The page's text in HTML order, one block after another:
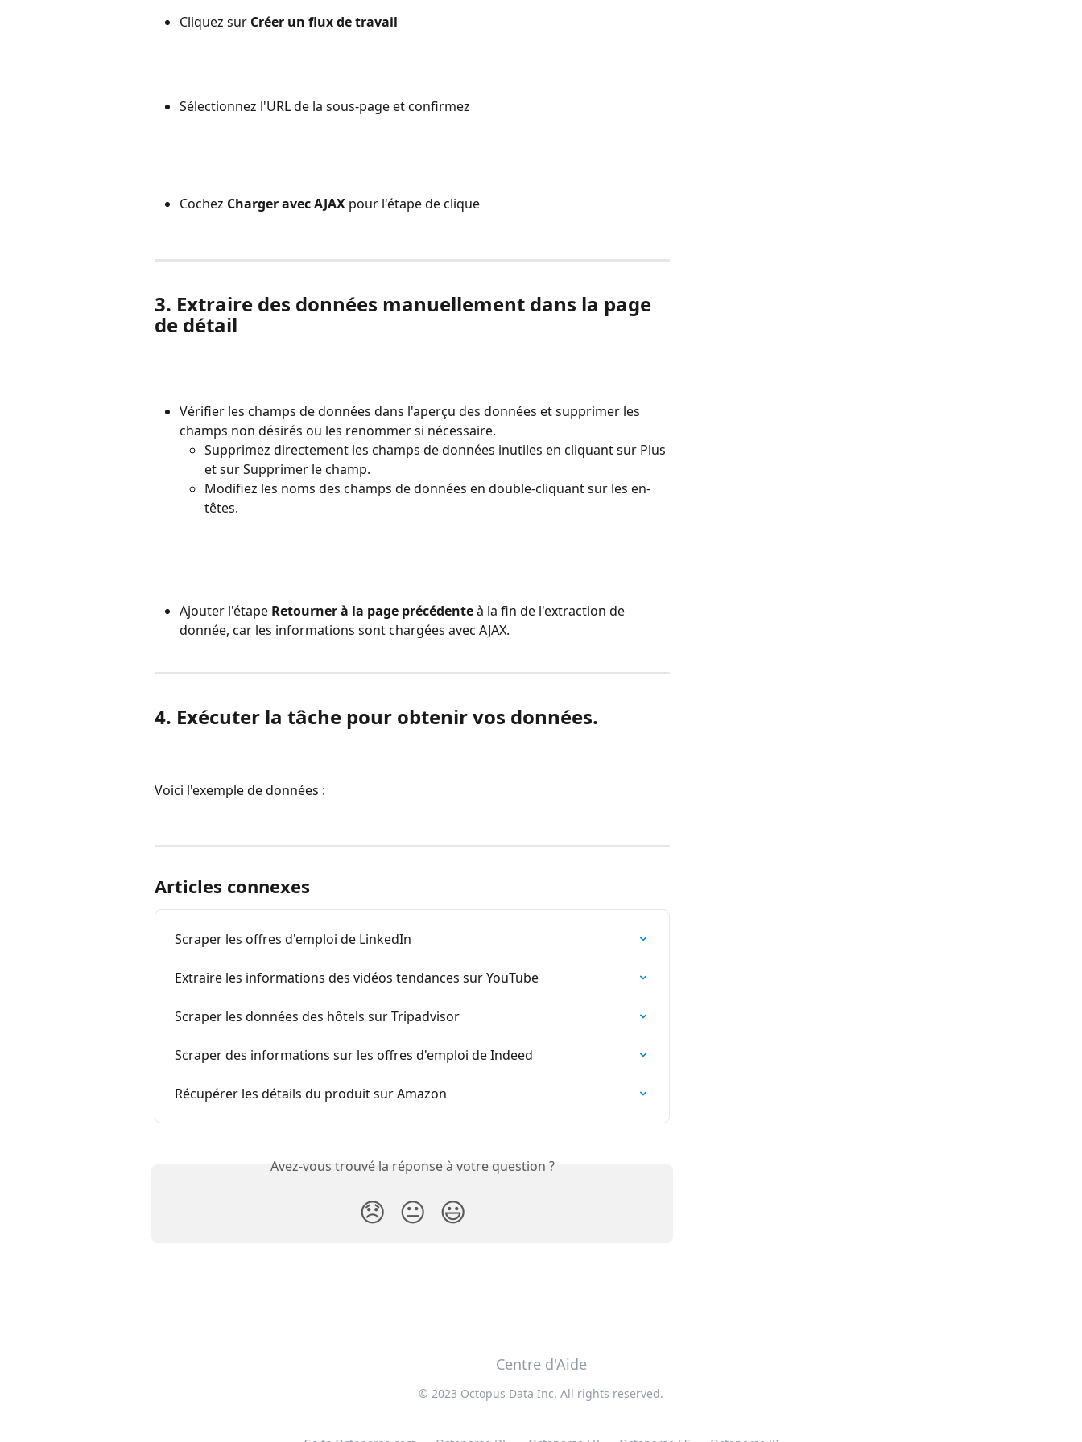
Cliquez sur Créer un flux de travail
Sélectionnez l'URL de la sous-page et confirmez
Cochez Charger avec AJAX pour l'étape de clique
3. Extraire des données manuellement dans la page
de détail
Vérifier les champs de données dans l'aperçu des données et supprimer les
champs non désirés ou les renommer si nécessaire.
Supprimez directement les champs de données inutiles en cliquant sur Plus
et sur Supprimer le champ.
Modifiez les noms des champs de données en double-cliquant sur les en-
têtes.
Ajouter l'étape Retourner à la page précédente à la fin de l'extraction de
donnée, car les informations sont chargées avec AJAX.
4. Exécuter la tâche pour obtenir vos données.
Voici l'exemple de données :
Articles connexes
Scraper les offres d'emploi de LinkedIn
Extraire les informations des vidéos tendances sur YouTube
Scraper les données des hôtels sur Tripadvisor
Scraper des informations sur les offres d'emploi de Indeed
Récupérer les détails du produit sur Amazon
Avez-vous trouvé la réponse à votre question ?
😞 😐 😃
Centre d'Aide
© 2023 Octopus Data Inc. All rights reserved.